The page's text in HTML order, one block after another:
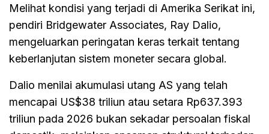
Melihat kondisi yang terjadi di Amerika Serikat ini,
pendiri Bridgewater Associates, Ray Dalio,
mengeluarkan peringatan keras terkait tentang
keberlanjutan sistem moneter secara global.
Dalio menilai akumulasi utang AS yang telah
mencapai US$38 triliun atau setara Rp637.393
triliun pada 2026 bukan sekadar persoalan fiskal